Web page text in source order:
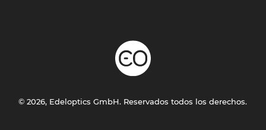
© 2026, Edeloptics GmbH. Reservados todos los derechos.